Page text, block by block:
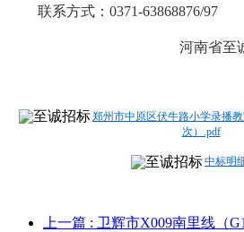
联系方式： 0371-63868876/97
河南省至
郑州市中原区伏牛路小学录播
次）.pdf
中标明
上一篇 : 卫辉市X009南里线（